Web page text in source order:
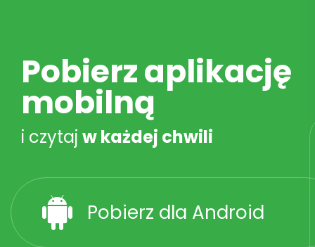
Pobierz aplikację
mobilną
i czytaj w każdej chwili
Pobierz dla Android